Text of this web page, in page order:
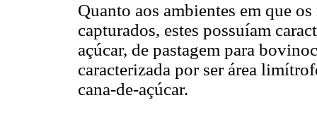
Quanto aos ambientes em que
capturados, estes possuíam
açúcar, de pastagem para
caracterizada por ser área
cana-de-açúcar.